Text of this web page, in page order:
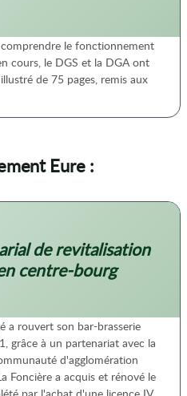
le fonctionnement
cours, le DGS et la DGA ont
de 75 pages, remis aux
Eure :
de revitalisation
centre-bourg
a rouvert son bar-brasserie
grâce à un partenariat avec la
d'agglomération
Foncière a acquis et rénové le